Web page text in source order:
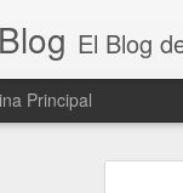
El Blog
Principal